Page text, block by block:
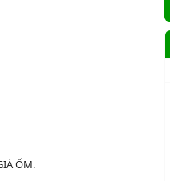
ỐM.